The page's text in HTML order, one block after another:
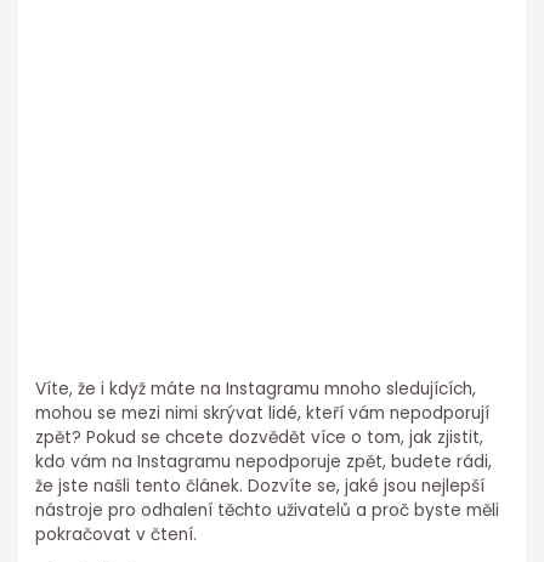
Víte, že i když máte na Instagramu mnoho sledujících,
mohou se mezi nimi skrývat lidé, kteří vám nepodporují
zpět? Pokud se chcete dozvědět více o tom, jak zjistit,
kdo vám na Instagramu nepodporuje zpět, budete rádi,
že jste našli tento článek. Dozvíte se, jaké jsou nejlepší
nástroje pro odhalení těchto uživatelů a proč byste měli
pokračovat v čtení.